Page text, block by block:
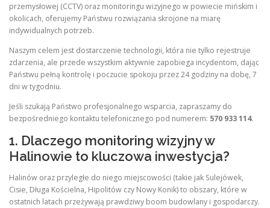
przemysłowej (CCTV) oraz monitoringu wizyjnego w powiecie mińskim i
okolicach, oferujemy Państwu rozwiązania skrojone na miarę
indywidualnych potrzeb.
Naszym celem jest dostarczenie technologii, która nie tylko rejestruje
zdarzenia, ale przede wszystkim aktywnie zapobiega incydentom, dając
Państwu pełną kontrolę i poczucie spokoju przez 24 godziny na dobę, 7
dni w tygodniu.
Jeśli szukają Państwo profesjonalnego wsparcia, zapraszamy do
bezpośredniego kontaktu telefonicznego pod numerem: 570 933 114.
1. Dlaczego monitoring wizyjny w
Halinowie to kluczowa inwestycja?
Halinów oraz przyległe do niego miejscowości (takie jak Sulejówek,
Cisie, Długa Kościelna, Hipolitów czy Nowy Konik) to obszary, które w
ostatnich latach przeżywają prawdziwy boom budowlany i gospodarczy.